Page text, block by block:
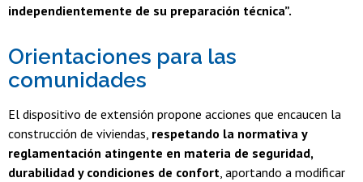
independientemente de su preparación técnica”.
Orientaciones para las
comunidades
El dispositivo de extensión propone acciones que encaucen la
construcción de viviendas, respetando la normativa y
reglamentación atingente en materia de seguridad,
durabilidad y condiciones de confort , aportando a modificar